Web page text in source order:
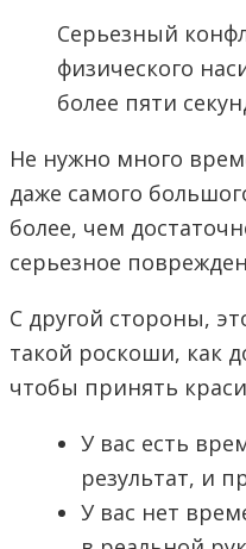
Серьезный
физического
более пяти
Не нужно много
даже самого
более, чем
серьезное
С другой стороны,
такой роскоши, как
чтобы принять
У вас есть
результат, и
У вас нет